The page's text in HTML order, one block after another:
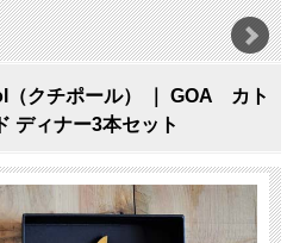
クチポール） ｜ GOA カト
ディナー3本セット